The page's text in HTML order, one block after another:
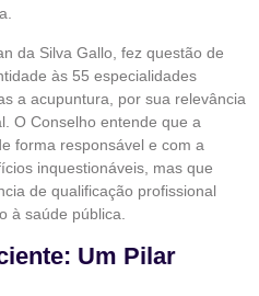
da Silva Gallo, fez questão de
às 55 especialidades
a acupuntura, por sua relevância
O Conselho entende que a
forma responsável e com a
inquestionáveis, mas que
de qualificação profissional
à saúde pública.
Um Pilar